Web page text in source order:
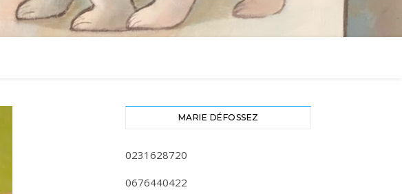
MARIE DÉFOSSEZ
0231628720
0676440422